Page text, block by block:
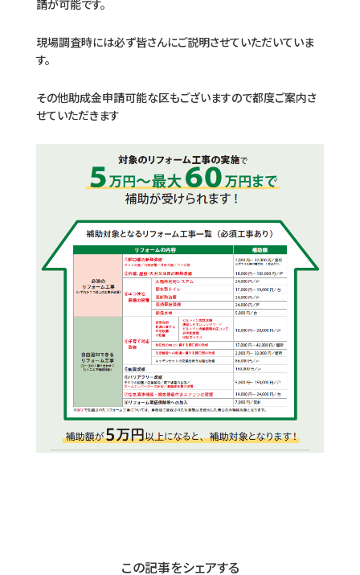
請が可能です。
現場調査時には必ず皆さんにご説明させていただいていま
す。
その他助成金申請可能な区もございますので都度ご案内さ
せていただきます
この記事をシェアする